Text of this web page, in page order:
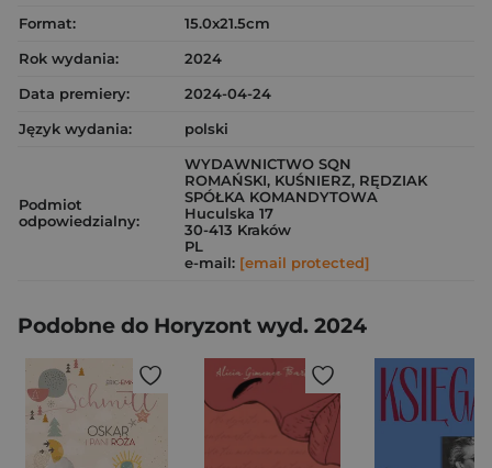
Format:
15.0x21.5cm
Rok wydania:
2024
Data premiery:
2024-04-24
Język wydania:
polski
Podmiot
odpowiedzialny:
WYDAWNICTWO SQN
ROMAŃSKI, KUŚNIERZ, RĘDZIAK
SPÓŁKA KOMANDYTOWA
Huculska 17
30-413 Kraków
PL
e-mail: [email protected]
Podobne do Horyzont wyd. 2024